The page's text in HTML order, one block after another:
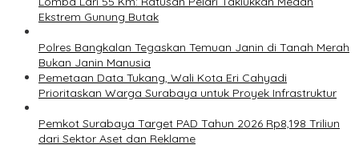
Ekstrem Gunung Butak
Polres Bangkalan Tegaskan Temuan Janin di Tanah Merah
Bukan Janin Manusia
Pemetaan Data Tukang, Wali Kota Eri Cahyadi
Prioritaskan Warga Surabaya untuk Proyek Infrastruktur
Pemkot Surabaya Target PAD Tahun 2026 Rp8,198 Triliun
dari Sektor Aset dan Reklame